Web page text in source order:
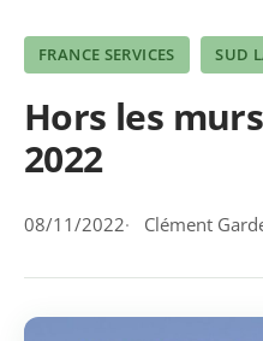
FRANCE SERVICES SUD
Hors les
2022
08/11/2022 Clément